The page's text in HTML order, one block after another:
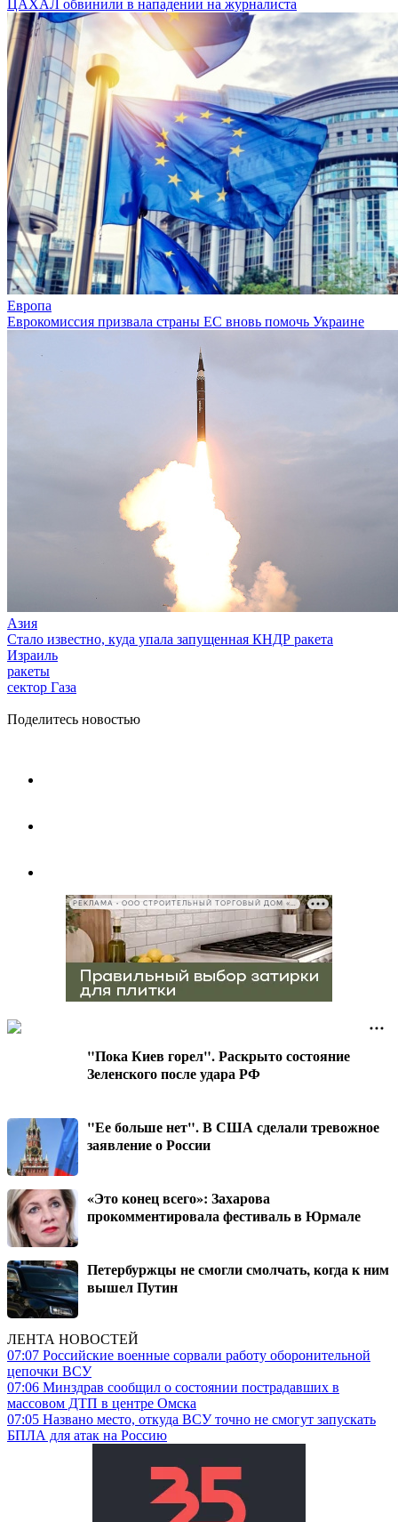
ЦАХАЛ обвинили в нападении на журналиста
Европа
Еврокомиссия призвала страны ЕС вновь помочь Украине
Азия
Стало известно, куда упала запущенная КНДР ракета
Израиль
ракеты
сектор Газа
Поделитесь новостью
РЕКЛАМА • ООО СТРОИТЕЛЬНЫЙ ТОРГОВЫЙ ДОМ «ПЕТРОВИЧ», ИНН 7802348846
"Пока Киев горел". Раскрыто состояние
Зеленского после удара РФ
"Ее больше нет". В США сделали тревожное
заявление о России
«Это конец всего»: Захарова
прокомментировала фестиваль в Юрмале
Петербуржцы не смогли смолчать, когда к ним
вышел Путин
ЛЕНТА НОВОСТЕЙ
07:07 Российские военные сорвали работу оборонительной
цепочки ВСУ
07:06 Минздрав сообщил о состоянии пострадавших в
массовом ДТП в центре Омска
07:05 Названо место, откуда ВСУ точно не смогут запускать
БПЛА для атак на Россию